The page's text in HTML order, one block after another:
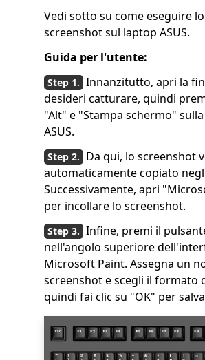
Vedi sotto su come eseguire lo
screenshot sul laptop ASUS.
Guida per l'utente:
Innanzitutto, apri la
desideri catturare, quindi
"Alt" e "Stampa schermo"
ASUS.
Da qui, lo screenshot
automaticamente copiato
Successivamente, apri
per incollare lo screenshot.
Infine, premi il
nell'angolo superiore
Microsoft Paint. Assegna un
screenshot e scegli il formato
quindi fai clic su "OK" per